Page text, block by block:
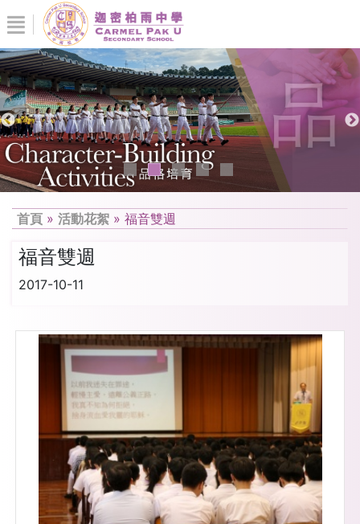
首頁 » 活動花絮 » 福音雙週
福音雙週
2017-10-11